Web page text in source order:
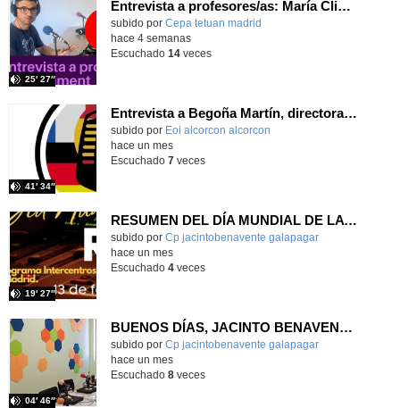
Entrevista a profesores/as: María Climent
subido por Cepa tetuan madrid
25′ 27″
hace 4 semanas
Escuchado 14veces
Entrevista a Begoña Martín, directora de la EOI Alcorcón-Ext. S. Martín
subido por Eoi alcorcon alcorcon
41′ 34″
hace un mes
Escuchado 7 veces
RESUMEN DEL DÍA MUNDIAL DE LA RADIO Y LA I.A. PROGRAMA COLABORATIVO
Contenido educativo.
subido por Cp jacintobenavente galapagar
19′ 27″
-
hace un mes
Escuchado 4veces
BUENOS DÍAS, JACINTO BENAVENTE: viernes, 19 de junio de 2026
Contenido educativo.
subido por Cp jacintobenavente galapagar
04′ 46″
-
hace un mes
Escuchado 8veces